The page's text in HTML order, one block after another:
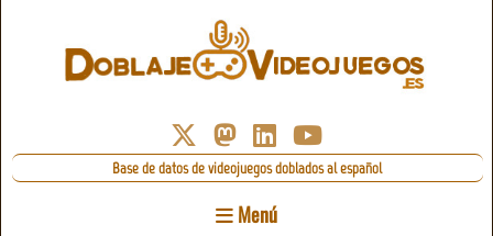
Base de datos de videojuegos doblados al español
Menú